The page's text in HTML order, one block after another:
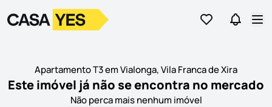
Ir para osIr para
LogoIr para a homepage
Apartamento T3 em Vialonga, Vila Franca de Xira
Este imóvel já não se encontra no mercado
Não perca mais nenhum imóvel